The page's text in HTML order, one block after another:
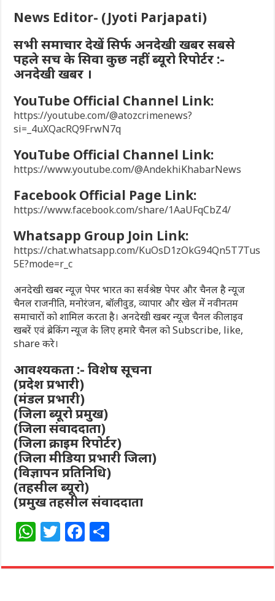
News Editor- (Jyoti Parjapati)
सभी समाचार देखें सिर्फ अनदेखी खबर सबसे
पहले सच के सिवा कुछ नहीं ब्यूरो रिपोर्टर :-
अनदेखी खबर ।
YouTube Official Channel Link:
https://youtube.com/@atozcrimenews?
si=_4uXQacRQ9FrwN7q
YouTube Official Channel Link:
https://www.youtube.com/@AndekhiKhabarNews
Facebook Official Page Link:
https://www.facebook.com/share/1AaUFqCbZ4/
Whatsapp Group Join Link:
https://chat.whatsapp.com/KuOsD1zOkG94Qn5T7Tus
5E?mode=r_c
अनदेखी खबर न्यूज़ पेपर भारत का सर्वश्रेष्ठ पेपर और चैनल है न्यूज
चैनल राजनीति, मनोरंजन, बॉलीवुड, व्यापार और खेल में नवीनतम
समाचारों को शामिल करता है। अनदेखी खबर न्यूज चैनल की लाइव
खबरें एवं ब्रेकिंग न्यूज के लिए हमारे चैनल को Subscribe, like,
share करे।
आवश्यकता :- विशेष सूचना
(प्रदेश प्रभारी)
(मंडल प्रभारी)
(जिला ब्यूरो प्रमुख)
(जिला संवाददाता)
(जिला क्राइम रिपोर्टर)
(जिला मीडिया प्रभारी जिला)
(विज्ञापन प्रतिनिधि)
(तहसील ब्यूरो)
(प्रमुख तहसील संवाददाता
W
at
T
itt
F
c ar